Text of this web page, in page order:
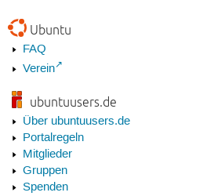
Ubuntu
FAQ
Verein
ubuntuusers.de
Über ubuntuusers.de
Portalregeln
Mitglieder
Gruppen
Spenden